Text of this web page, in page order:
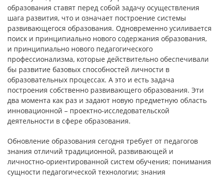
образования ставят перед собой задачу осуществления
шага развития, что и означает построение системы
развивающегося образования. Одновременно усиливается
поиск и принципиально нового содержания образования,
и принципиально нового педагогического
профессионализма, которые действительно обеспечивали
бы развитие базовых способностей личности в
образовательных процессах. А это и есть задача
построения собственно развивающего образования. Эти
два момента как раз и задают новую предметную область
инновационной – проектно-исследовательской
деятельности в сфере образования.
Обновление образования сегодня требует от педагогов
знания отличий традиционной, развивающей и
личностно-ориентированной систем обучения; понимания
сущности педагогической технологии; знания